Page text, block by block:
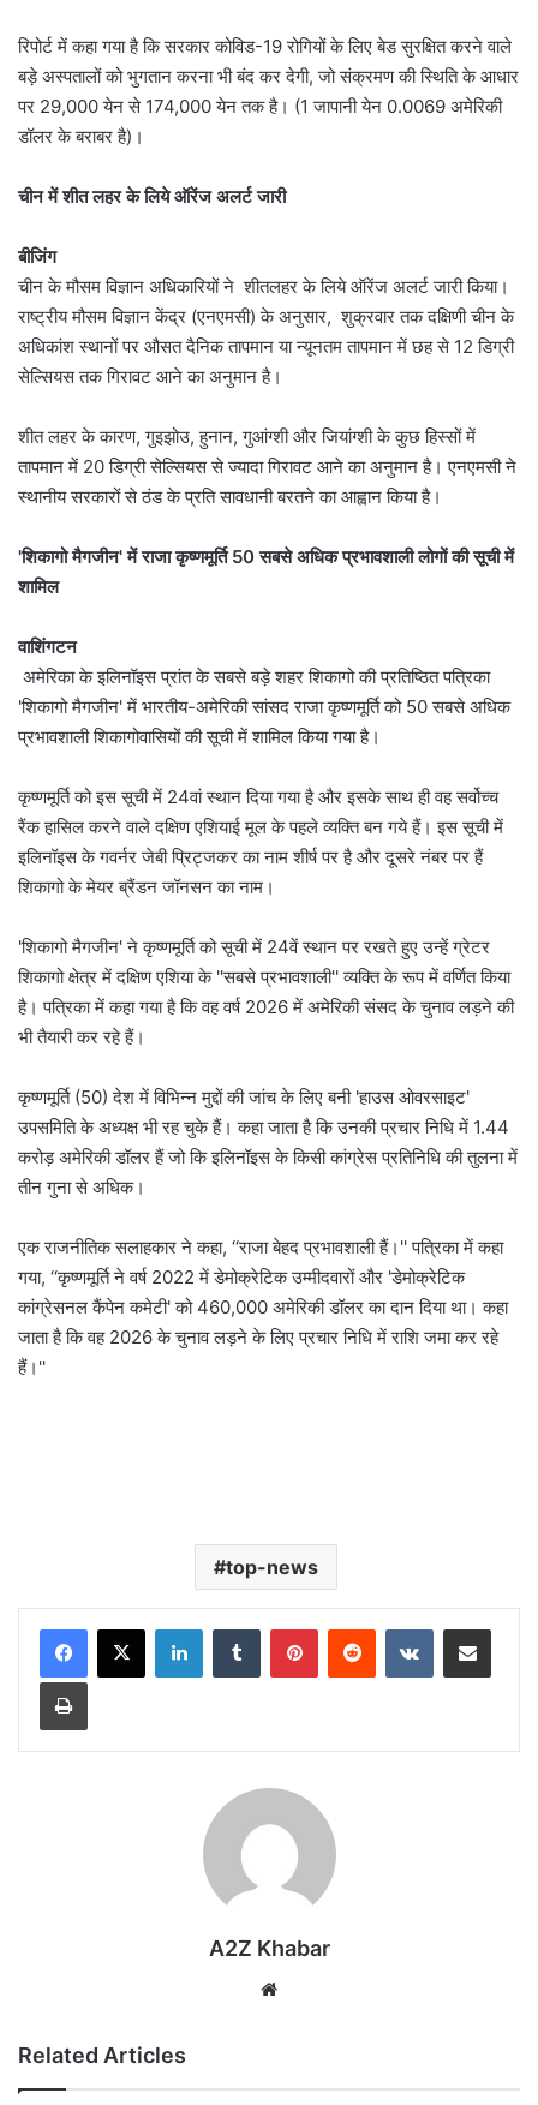
रिपोर्ट में कहा गया है कि सरकार कोविड-19 रोगियों के लिए बेड सुरक्षित करने वाले
बड़े अस्पतालों को भुगतान करना भी बंद कर देगी, जो संक्रमण की स्थिति के आधार
पर 29,000 येन से 174,000 येन तक है। (1 जापानी येन 0.0069 अमेरिकी
डॉलर के बराबर है)।
चीन में शीत लहर के लिये ऑरेंज अलर्ट जारी
बीजिंग
चीन के मौसम विज्ञान अधिकारियों ने शीतलहर के लिये ऑरेंज अलर्ट जारी किया।
राष्ट्रीय मौसम विज्ञान केंद्र (एनएमसी) के अनुसार, शुक्रवार तक दक्षिणी चीन के
अधिकांश स्थानों पर औसत दैनिक तापमान या न्यूनतम तापमान में छह से 12 डिग्री
सेल्सियस तक गिरावट आने का अनुमान है।
शीत लहर के कारण, गुइझोउ, हुनान, गुआंग्शी और जियांग्शी के कुछ हिस्सों में
तापमान में 20 डिग्री सेल्सियस से ज्यादा गिरावट आने का अनुमान है। एनएमसी ने
स्थानीय सरकारों से ठंड के प्रति सावधानी बरतने का आह्वान किया है।
'शिकागो मैगजीन' में राजा कृष्णमूर्ति 50 सबसे अधिक प्रभावशाली लोगों की सूची में
शामिल
वाशिंगटन
अमेरिका के इलिनॉइस प्रांत के सबसे बड़े शहर शिकागो की प्रतिष्ठित पत्रिका
'शिकागो मैगजीन' में भारतीय-अमेरिकी सांसद राजा कृष्णमूर्ति को 50 सबसे अधिक
प्रभावशाली शिकागोवासियों की सूची में शामिल किया गया है।
कृष्णमूर्ति को इस सूची में 24वां स्थान दिया गया है और इसके साथ ही वह सर्वोच्च
रैंक हासिल करने वाले दक्षिण एशियाई मूल के पहले व्यक्ति बन गये हैं। इस सूची में
इलिनॉइस के गवर्नर जेबी प्रिट्जकर का नाम शीर्ष पर है और दूसरे नंबर पर हैं
शिकागो के मेयर ब्रैंडन जॉनसन का नाम।
'शिकागो मैगजीन' ने कृष्णमूर्ति को सूची में 24वें स्थान पर रखते हुए उन्हें ग्रेटर
शिकागो क्षेत्र में दक्षिण एशिया के ''सबसे प्रभावशाली'' व्यक्ति के रूप में वर्णित किया
है। पत्रिका में कहा गया है कि वह वर्ष 2026 में अमेरिकी संसद के चुनाव लड़ने की
भी तैयारी कर रहे हैं।
कृष्णमूर्ति (50) देश में विभिन्न मुद्दों की जांच के लिए बनी 'हाउस ओवरसाइट'
उपसमिति के अध्यक्ष भी रह चुके हैं। कहा जाता है कि उनकी प्रचार निधि में 1.44
करोड़ अमेरिकी डॉलर हैं जो कि इलिनॉइस के किसी कांग्रेस प्रतिनिधि की तुलना में
तीन गुना से अधिक।
एक राजनीतिक सलाहकार ने कहा, ‘‘राजा बेहद प्रभावशाली हैं।'' पत्रिका में कहा
गया, ‘‘कृष्णमूर्ति ने वर्ष 2022 में डेमोक्रेटिक उम्मीदवारों और 'डेमोक्रेटिक
कांग्रेसनल कैंपेन कमेटी' को 460,000 अमेरिकी डॉलर का दान दिया था। कहा
जाता है कि वह 2026 के चुनाव लड़ने के लिए प्रचार निधि में राशि जमा कर रहे
हैं।''
top-news
LinkedInTumblr PinterestReddit VKontakteShare via Email
Print
A2Z Khabar
Related Articles